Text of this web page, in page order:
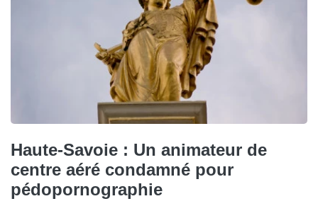
Haute-Savoie : Un animateur de
centre aéré condamné pour
pédopornographie